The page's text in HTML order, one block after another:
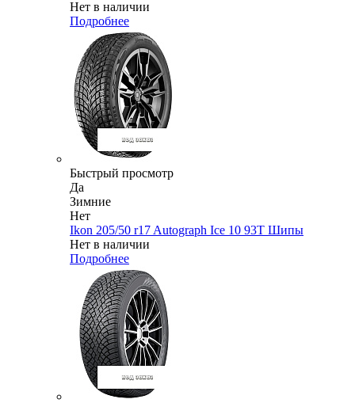
Нет в наличии
Подробнее
Быстрый просмотр
Да
Зимние
Нет
Ikon 205/50 r17 Autograph Ice 10 93T Шипы
Нет в наличии
Подробнее